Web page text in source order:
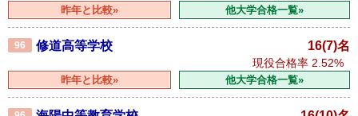
昨年と比較» 他大学合格一覧»
96 修道高等学校 16(7)名
現役合格率 2.52%
昨年と比較» 他大学合格一覧»